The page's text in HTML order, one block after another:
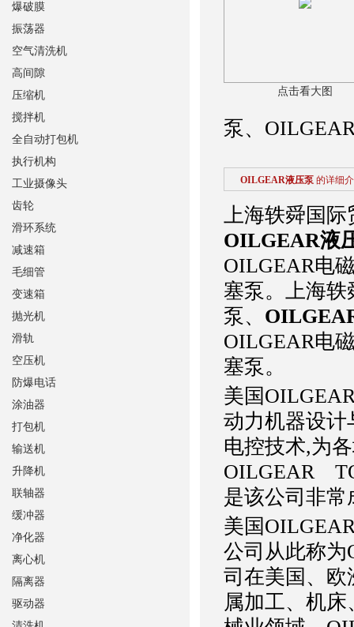
点击看大图
泵、
OILGEAR液压泵 的详细
上海轶舜国际
OILGEAR液
OILGEAR电
塞泵。 上海轶
泵、
OILGEAR电
塞泵。
美国
动力机器设计
电控技术,为
OILGEAR
是该公司非
美国
公司从此称为
司在美国、欧
属加工、机
爆破膜
振荡器
空气清洗机
高间隙
压缩机
搅拌机
全自动打包机
执行机构
工业摄像头
齿轮
滑环系统
减速箱
毛细管
变速箱
抛光机
滑轨
空压机
防爆电话
涂油器
打包机
输送机
升降机
联轴器
缓冲器
净化器
离心机
隔离器
驱动器